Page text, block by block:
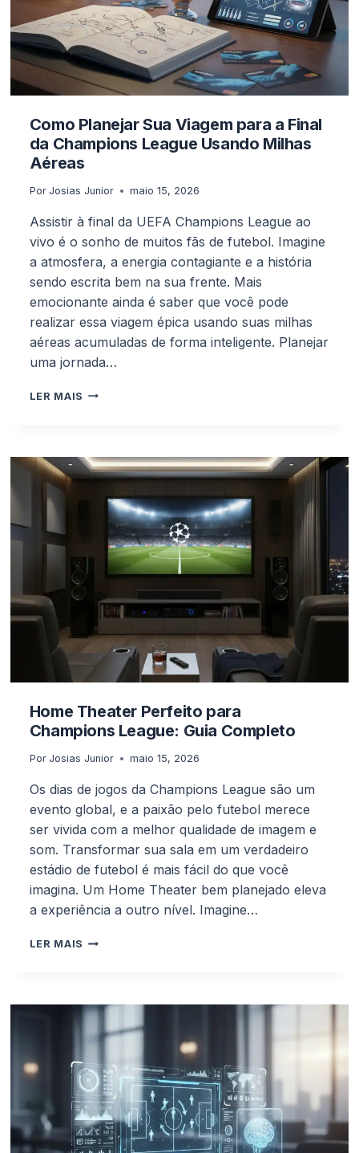
INGLATERRA
Como Planejar Sua Viagem para a Final
da Champions League Usando Milhas
Aéreas
Por Josias Junior maio 15, 2026
Assistir à final da UEFA Champions League ao
vivo é o sonho de muitos fãs de futebol. Imagine
a atmosfera, a energia contagiante e a história
sendo escrita bem na sua frente. Mais
emocionante ainda é saber que você pode
realizar essa viagem épica usando suas milhas
aéreas acumuladas de forma inteligente. Planejar
uma jornada…
LER MAIS COMO
PARA
A
CHAMPIONS
LEAGUE
USANDO
Home Theater Perfeito para
Champions League: Guia Completo
Por Josias Junior maio 15, 2026
Os dias de jogos da Champions League são um
evento global, e a paixão pelo futebol merece
ser vivida com a melhor qualidade de imagem e
som. Transformar sua sala em um verdadeiro
estádio de futebol é mais fácil do que você
imagina. Um Home Theater bem planejado eleva
a experiência a outro nível. Imagine…
LER MAIS HOME
CHAMPIONS
LEAGUE:
GUIA